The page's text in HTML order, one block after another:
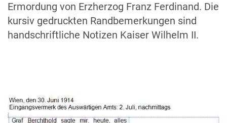
Ermordung von Erzherzog Franz Ferdinand. Die
kursiv gedruckten Randbemerkungen sind
handschriftliche Notizen Kaiser Wilhelm II.